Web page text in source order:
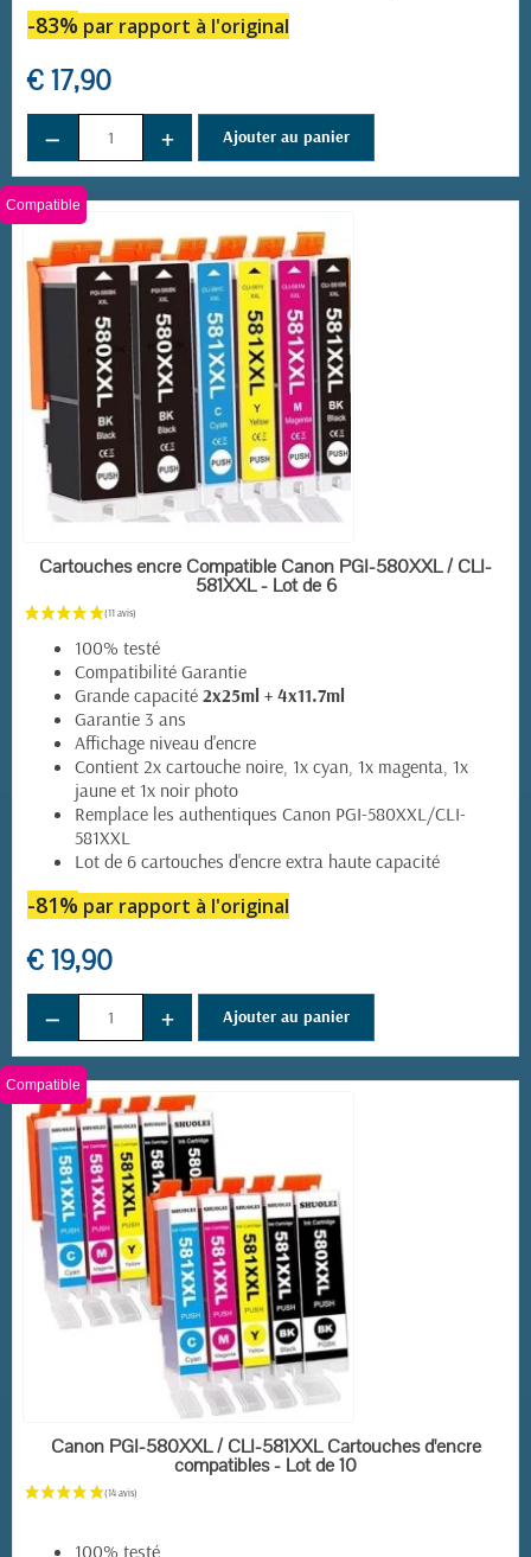
(28 avis)
-83% par rapport à l'original
€ 17,90
− + Ajouter au panier
EN STOCK
Compatible
Cartouches encre Compatible Canon PGI-580XXL / CLI-
581XXL - Lot de 6
100% testé
Compatibilité Garantie
Grande capacité 2x25ml + 4x11.7ml
Garantie 3 ans
Affichage niveau d'encre
Contient 2x cartouche noire, 1x cyan, 1x magenta, 1x
jaune et 1x noir photo
Remplace les authentiques Canon PGI-580XXL/CLI-
581XXL
Lot de 6 cartouches d'encre extra haute capacité
-81% par rapport à l'original
€ 19,90
− + Ajouter au panier
EN STOCK
Compatible
Canon PGI-580XXL / CLI-581XXL Cartouches d'encre
compatibles - Lot de 10
100% testé